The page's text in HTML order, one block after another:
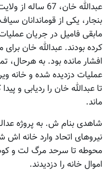
عبدالله خان، 67
بنجار، یکی از قوماندانان
مابقی فامیل در جریان
کرده بودند. عبدالله خان
افشار مانده بود. به هرحال،
عملیات دزدیده شده و خانه
تا عبدالله خان را ردیابی و
ماند.
شاهدی بنام ش. به پروژه
نیروهای اتحاد وارد خانه اش
محوطه تا سرحد مرگ لت و
اموال خانه را دزدیدند.